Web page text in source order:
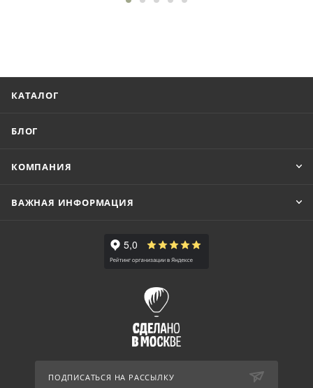
КАТАЛОГ
БЛОГ
КОМПАНИЯ
ВАЖНАЯ ИНФОРМАЦИЯ
ПОДПИСАТЬСЯ НА РАССЫЛКУ